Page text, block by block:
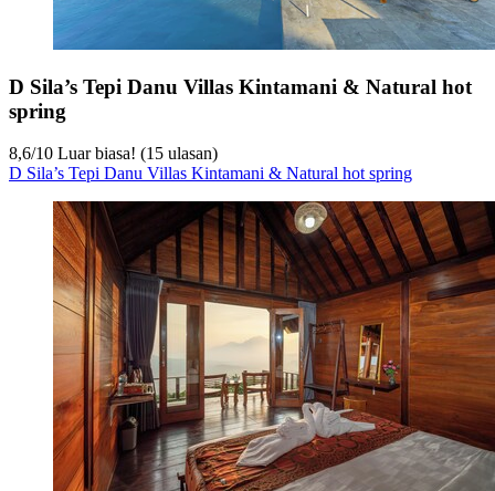
D Sila’s Tepi Danu Villas Kintamani & Natural hot
spring
8,6/10 Luar biasa! (15 ulasan)
D Sila’s Tepi Danu Villas Kintamani & Natural hot spring